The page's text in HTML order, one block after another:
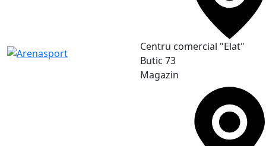
Сentru comercial "Elat"
Butic 73
Magazin